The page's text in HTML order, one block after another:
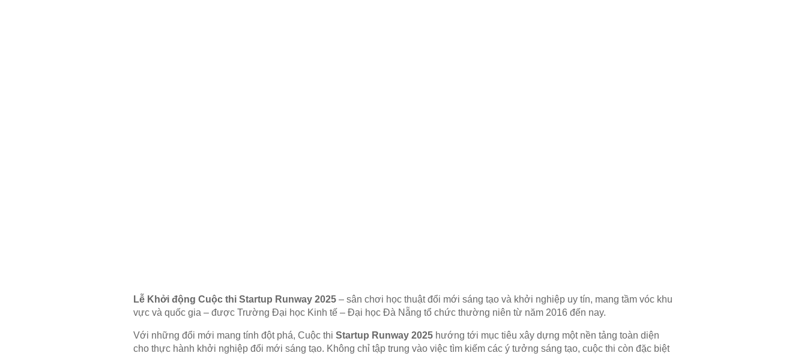
Lễ Khởi động Cuộc thi Startup Runway 2025 – sân chơi học thuật đổi mới sáng tạo và khởi nghiệp uy tín, mang tầm vóc khu
vực và quốc gia – được Trường Đại học Kinh tế – Đại học Đà Nẵng tổ chức thường niên từ năm 2016 đến nay.
Với những đổi mới mang tính đột phá, Cuộc thi Startup Runway 2025 hướng tới mục tiêu xây dựng một nền tảng toàn diện
cho thực hành khởi nghiệp đổi mới sáng tạo. Không chỉ tập trung vào việc tìm kiếm các ý tưởng sáng tạo, cuộc thi còn đặc biệt